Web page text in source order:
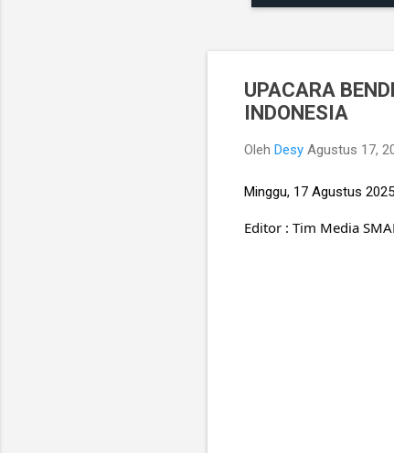
UPACARA
INDONESIA
Oleh Desy Agustus 17,
Minggu, 17 Agustus 2025
Editor : Tim Media